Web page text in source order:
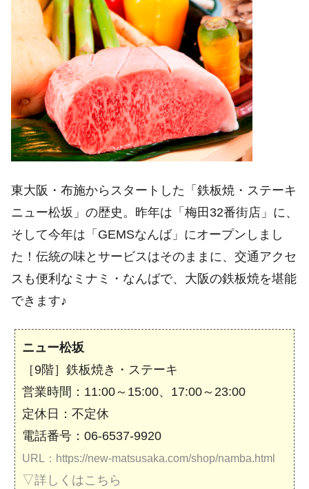
東大阪・布施からスタートした「鉄板焼・ステーキ
ニュー松坂」の歴史。昨年は「梅田32番街店」に、
そして今年は「GEMSなんば」にオープンしまし
た！伝統の味とサービスはそのままに、交通アクセ
スも便利なミナミ・なんばで、大阪の鉄板焼を堪能
できます♪
ニュー松坂
［9階］鉄板焼き・ステーキ
営業時間：11:00～15:00、17:00～23:00
定休日：不定休
電話番号：06-6537-9920
URL：https://new-matsusaka.com/shop/namba.html
▽詳しくはこちら